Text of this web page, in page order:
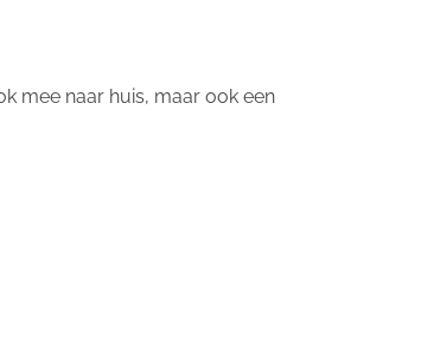
mee naar huis, maar ook een